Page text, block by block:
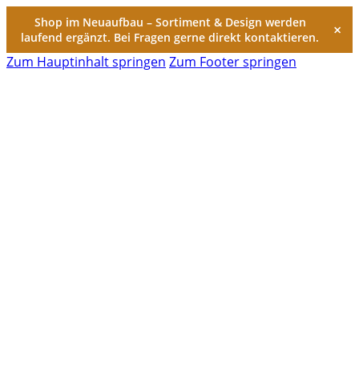
Shop im Neuaufbau – Sortiment & Design werden
laufend ergänzt. Bei Fragen gerne direkt kontaktieren.
×
Zum Hauptinhalt springen Zum Footer springen